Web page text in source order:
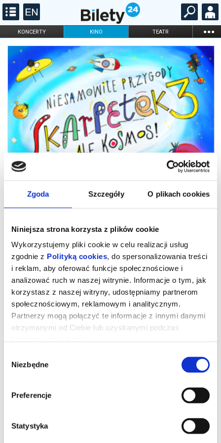
Zgoda Szczegóły O plikach cookies
Niniejsza strona korzysta z plików cookie
Wykorzystujemy pliki cookie w celu realizacji usług
zgodnie z Polityką cookies, do spersonalizowania treści
i reklam, aby oferować funkcje społecznościowe i
analizować ruch w naszej witrynie. Informacje o tym, jak
korzystasz z naszej witryny, udostępniamy partnerom
społecznościowym, reklamowym i analitycznym.
Partnerzy mogą połączyć te informacje z innymi danymi
otrzymanymi od Ciebie lub uzyskanymi podczas
zgody
Niezbędne
Preferencje
Statystyka
KONCERTY KINO TEATR ...
FILHARMONIA OPERA I BALET
STAND-UP
DLA DZIECI
ONLINE KARNETY
Niesamowite przygody skarpetek 3.
kin z nowymi przygodami. Zagadka detektywistyczna, pojedynki
na Dzikim Zachodzie i podróże w kosmos to dopiero początek!